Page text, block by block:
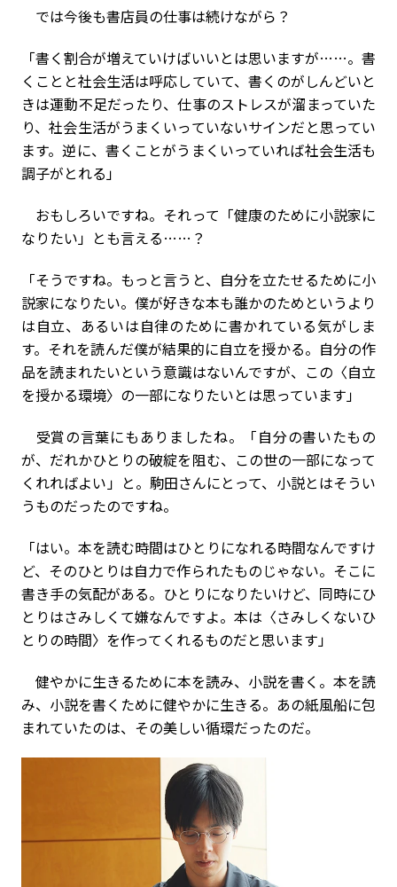
では今後も書店員の仕事は続けながら？
「書く割合が増えていけばいいとは思いますが……。書
くことと社会生活は呼応していて、書くのがしんどいと
きは運動不足だったり、仕事のストレスが溜まっていた
り、社会生活がうまくいっていないサインだと思ってい
ます。逆に、書くことがうまくいっていれば社会生活も
調子がとれる」
おもしろいですね。それって「健康のために小説家に
なりたい」とも言える……？
「そうですね。もっと言うと、自分を立たせるために小
説家になりたい。僕が好きな本も誰かのためというより
は自立、あるいは自律のために書かれている気がしま
す。それを読んだ僕が結果的に自立を授かる。自分の作
品を読まれたいという意識はないんですが、この〈自立
を授かる環境〉の一部になりたいとは思っています」
受賞の言葉にもありましたね。「自分の書いたもの
が、だれかひとりの破綻を阻む、この世の一部になって
くれればよい」と。駒田さんにとって、小説とはそうい
うものだったのですね。
「はい。本を読む時間はひとりになれる時間なんですけ
ど、そのひとりは自力で作られたものじゃない。そこに
書き手の気配がある。ひとりになりたいけど、同時にひ
とりはさみしくて嫌なんですよ。本は〈さみしくないひ
とりの時間〉を作ってくれるものだと思います」
健やかに生きるために本を読み、小説を書く。本を読
み、小説を書くために健やかに生きる。あの紙風船に包
まれていたのは、その美しい循環だったのだ。